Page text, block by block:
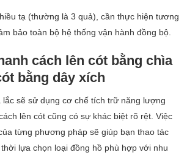
tạ (thường là 3 quả), cần thực hiện tương
bảo toàn bộ hệ thống vận hành đồng bộ.
cách lên cót bằng chìa
bằng dây xích
lắc sẽ sử dụng cơ chế tích trữ năng lượng
lên cót cũng có sự khác biệt rõ rệt. Việc
từng phương pháp sẽ giúp bạn thao tác
lựa chọn loại đồng hồ phù hợp với nhu